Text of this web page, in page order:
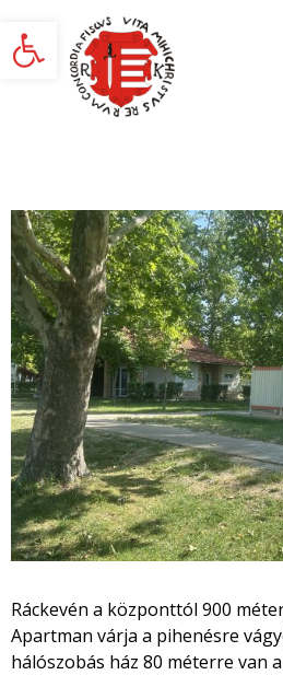
Eszköztár
Ráckevén a központtól 900
Apartman várja a pihenésre
hálószobás ház 80 méterre van